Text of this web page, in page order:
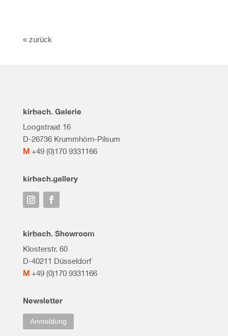
« zurück
kirbach. Galerie
Loogstraat 16
D-26736 Krummhörn-Pilsum
M+49 (0)170 9331166
kirbach.gallery
kirbach. Showroom
Klosterstr. 60
D-40211 Düsseldorf
M+49 (0)170 9331166
Newsletter
Anmeldung